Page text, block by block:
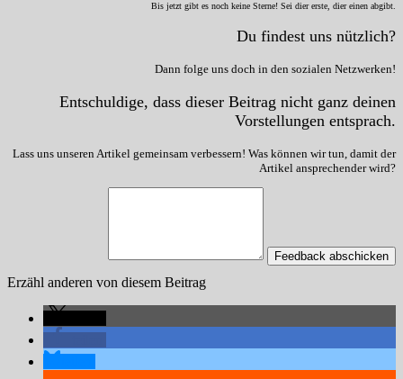
Bis jetzt gibt es noch keine Sterne! Sei dier erste, dier einen abgibt.
Du findest uns nützlich?
Dann folge uns doch in den sozialen Netzwerken!
Entschuldige, dass dieser Beitrag nicht ganz deinen
Vorstellungen entsprach.
Lass uns unseren Artikel gemeinsam verbessern! Was können wir tun, damit der
Artikel ansprechender wird?
Feedback abschicken
Erzähl anderen von diesem Beitrag